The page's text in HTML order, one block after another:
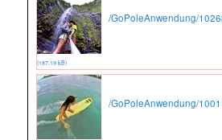
/GoPoleAnwendung/
(187.19 kB)
/GoPoleAnwendung/